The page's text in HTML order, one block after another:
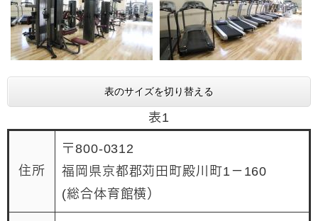
表のサイズを切り替える
表1
住所
〒800-0312
福岡県京都郡苅田町殿川町1－160
(総合体育館横）